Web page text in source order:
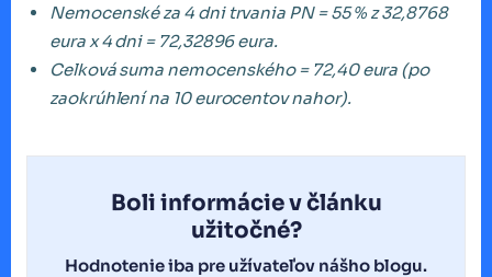
Nemocenské za 4 dni trvania PN = 55 % z 32,8768
eura x 4 dni = 72,32896 eura.
Celková suma nemocenského = 72,40 eura (po
zaokrúhlení na 10 eurocentov nahor).
Boli informácie v článku
užitočné?
Hodnotenie iba pre užívateľov nášho blogu.